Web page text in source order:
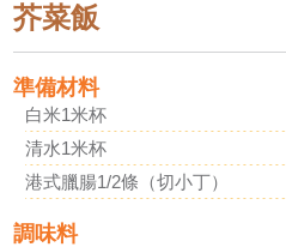
芥菜飯
準備材料
白米1米杯
清水1米杯
港式臘腸1/2條（切小丁）
調味料